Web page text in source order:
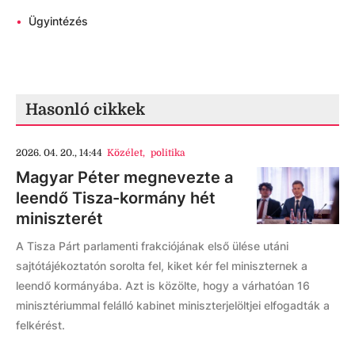
• Ügyintézés
Hasonló cikkek
2026. 04. 20., 14:44 Közélet, politika
Magyar Péter megnevezte a
leendő Tisza-kormány hét
miniszterét
A Tisza Párt parlamenti frakciójának első ülése utáni
sajtótájékoztatón sorolta fel, kiket kér fel miniszternek a
leendő kormányába. Azt is közölte, hogy a várhatóan 16
minisztériummal felálló kabinet miniszterjelöltjei elfogadták a
felkérést.